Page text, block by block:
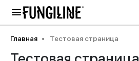
Главная Тестовая страница